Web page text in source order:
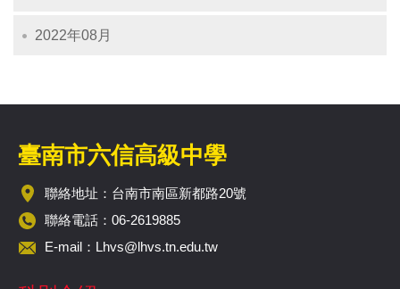
2022年08月
臺南市六信高級中學
聯絡地址：台南市南區新都路20號
聯絡電話：06-2619885
E-mail： Lhvs@lhvs.tn.edu.tw